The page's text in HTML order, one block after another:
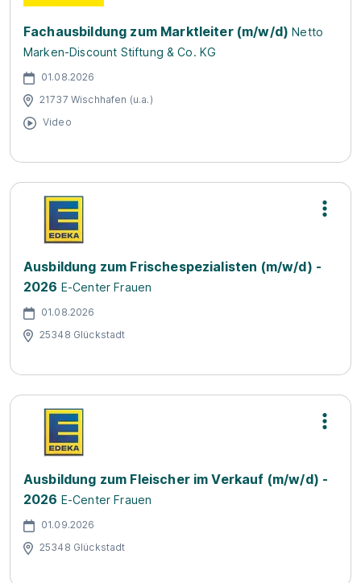
Fachausbildung zum Marktleiter (m/w/d) Netto
Marken-Discount Stiftung & Co. KG
01.08.2026
21737 Wischhafen (u.a.)
Video
Ausbildung zum Frischespezialisten (m/w/d) -
2026 E-Center Frauen
01.08.2026
25348 Glückstadt
Ausbildung zum Fleischer im Verkauf (m/w/d) -
2026 E-Center Frauen
01.09.2026
25348 Glückstadt